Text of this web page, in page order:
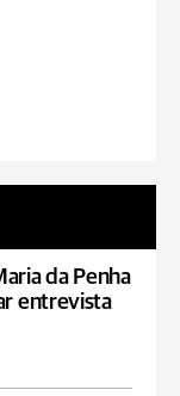
da Penha
entrevista